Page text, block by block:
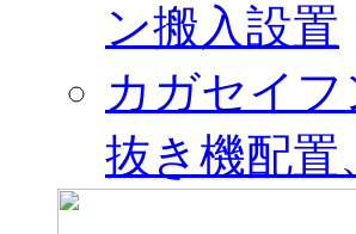
ン搬入設置
カガセイ
抜き機配置